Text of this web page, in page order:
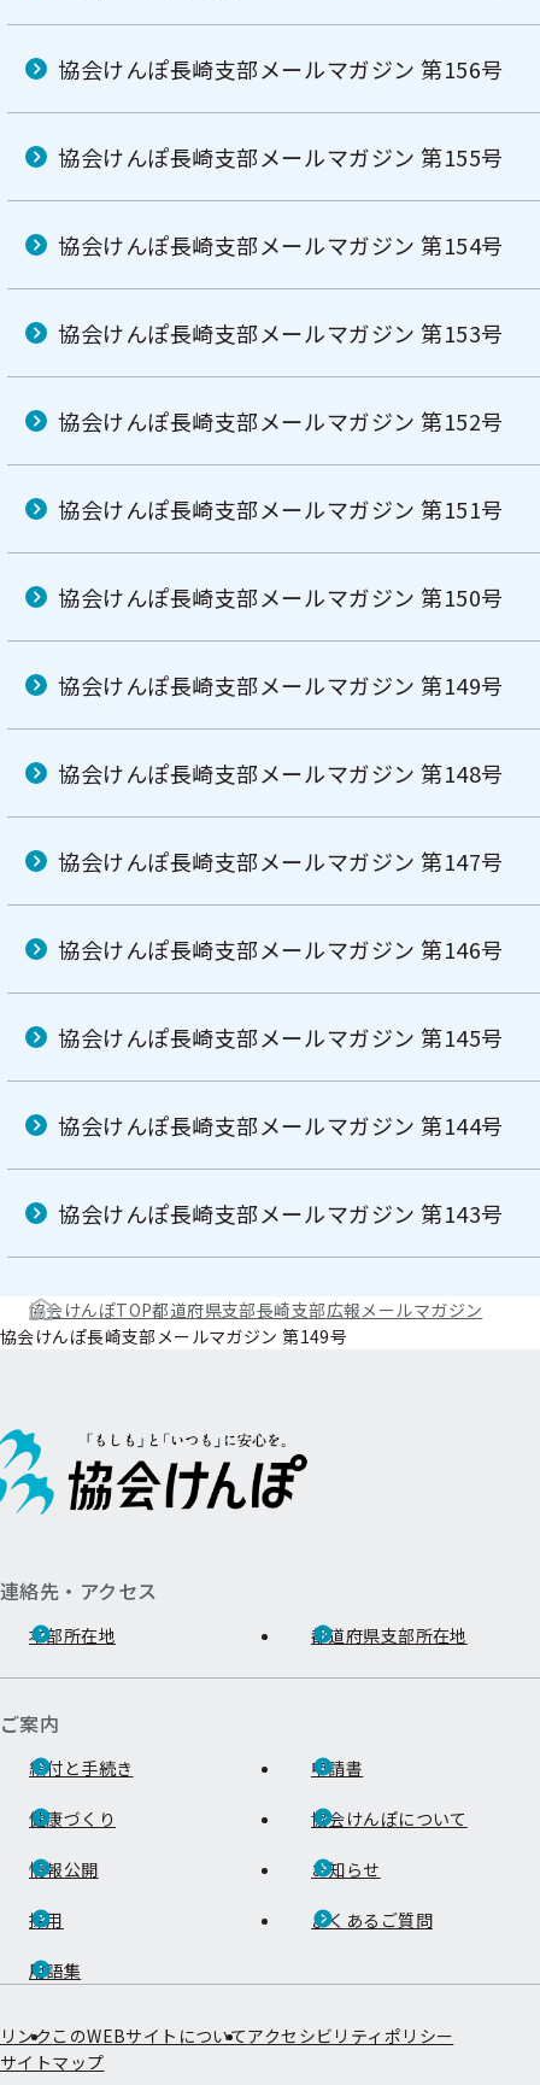
協会けんぽ長崎支部メールマガジン 第156号
協会けんぽ長崎支部メールマガジン 第155号
協会けんぽ長崎支部メールマガジン 第154号
協会けんぽ長崎支部メールマガジン 第153号
協会けんぽ長崎支部メールマガジン 第152号
協会けんぽ長崎支部メールマガジン 第151号
協会けんぽ長崎支部メールマガジン 第150号
協会けんぽ長崎支部メールマガジン 第149号
協会けんぽ長崎支部メールマガジン 第148号
協会けんぽ長崎支部メールマガジン 第147号
協会けんぽ長崎支部メールマガジン 第146号
協会けんぽ長崎支部メールマガジン 第145号
協会けんぽ長崎支部メールマガジン 第144号
協会けんぽ長崎支部メールマガジン 第143号
協会けんぽTOP都道府県支部長崎支部広報メールマガジン
協会けんぽ長崎支部メールマガジン 第149号
連絡先・アクセス
本部所在地 都道府県支部所在地
ご案内
給付と手続き 申請書
健康づくり 協会けんぽについて
情報公開 お知らせ
採用 よくあるご質問
用語集
リンク このWEBサイトについてアクセシビリティポリシー
サイトマップ